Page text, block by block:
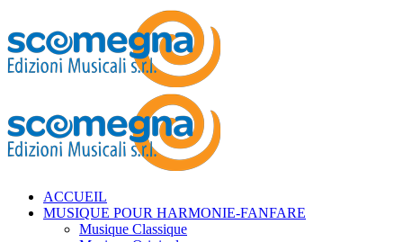
ACCUEIL
MUSIQUE POUR HARMONIE-FANFARE
Musique Classique